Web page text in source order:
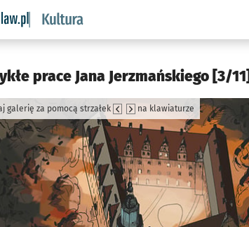
wroclaw.pl podserwis: Kultura
prace Jana Jerzmańskiego [3/11]
galerię za pomocą strzałek na klawiaturze